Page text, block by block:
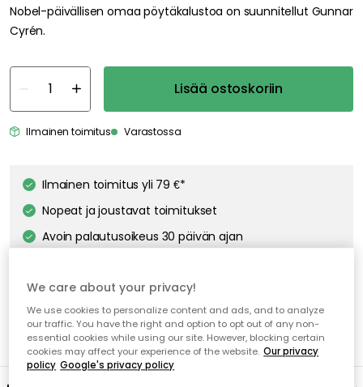
Nobel-päivällisen omaa pöytäkalustoa on suunnitellut Gunnar
Cyrén.
Lisää ostoskoriin
Ilmainen toimitus Varastossa
Ilmainen toimitus yli 79 €*
Nopeat ja joustavat toimitukset
Avoin palautusoikeus 30 päivän ajan
We care about your privacy!
We use cookies to personalize content and ads, and to analyze
our traffic. You have the right and option to opt out of any non-
essential cookies while using our site. However, blocking certain
cookies may affect your experience of the website. Our privacy
policy Google's privacy policy